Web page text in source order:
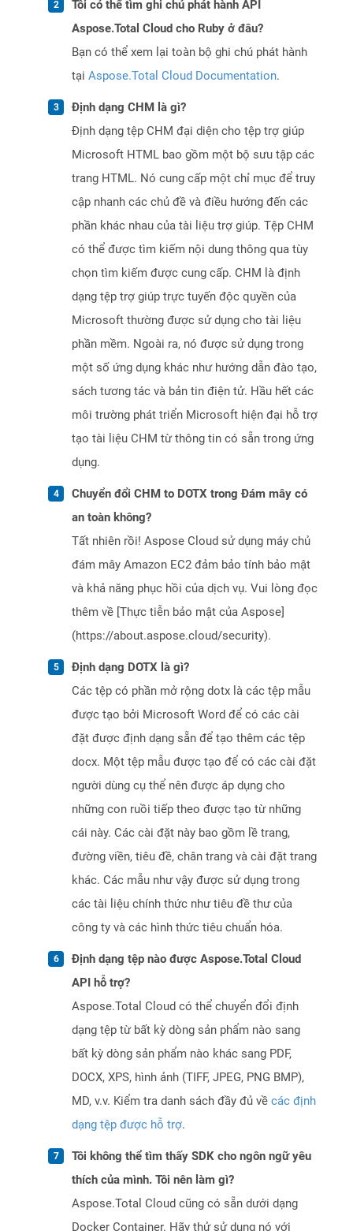
Tôi có thể tìm ghi chú phát hành API
Aspose.Total Cloud cho Ruby ở đâu?
Bạn có thể xem lại toàn bộ ghi chú phát hành
tại Aspose.Total Cloud Documentation.
Định dạng CHM là gì?
Định dạng tệp CHM đại diện cho tệp trợ giúp
Microsoft HTML bao gồm một bộ sưu tập các
trang HTML. Nó cung cấp một chỉ mục để truy
cập nhanh các chủ đề và điều hướng đến các
phần khác nhau của tài liệu trợ giúp. Tệp CHM
có thể được tìm kiếm nội dung thông qua tùy
chọn tìm kiếm được cung cấp. CHM là định
dạng tệp trợ giúp trực tuyến độc quyền của
Microsoft thường được sử dụng cho tài liệu
phần mềm. Ngoài ra, nó được sử dụng trong
một số ứng dụng khác như hướng dẫn đào tạo,
sách tương tác và bản tin điện tử. Hầu hết các
môi trường phát triển Microsoft hiện đại hỗ trợ
tạo tài liệu CHM từ thông tin có sẵn trong ứng
dụng.
Chuyển đổi CHM to DOTX trong Đám mây có
an toàn không?
Tất nhiên rồi! Aspose Cloud sử dụng máy chủ
đám mây Amazon EC2 đảm bảo tính bảo mật
và khả năng phục hồi của dịch vụ. Vui lòng đọc
thêm về [Thực tiễn bảo mật của Aspose]
(https://about.aspose.cloud/security).
Định dạng DOTX là gì?
Các tệp có phần mở rộng dotx là các tệp mẫu
được tạo bởi Microsoft Word để có các cài
đặt được định dạng sẵn để tạo thêm các tệp
docx. Một tệp mẫu được tạo để có các cài đặt
người dùng cụ thể nên được áp dụng cho
những con ruồi tiếp theo được tạo từ những
cái này. Các cài đặt này bao gồm lề trang,
đường viền, tiêu đề, chân trang và cài đặt trang
khác. Các mẫu như vậy được sử dụng trong
các tài liệu chính thức như tiêu đề thư của
công ty và các hình thức tiêu chuẩn hóa.
Định dạng tệp nào được Aspose.Total Cloud
API hỗ trợ?
Aspose.Total Cloud có thể chuyển đổi định
dạng tệp từ bất kỳ dòng sản phẩm nào sang
bất kỳ dòng sản phẩm nào khác sang PDF,
DOCX, XPS, hình ảnh (TIFF, JPEG, PNG BMP),
MD, v.v. Kiểm tra danh sách đầy đủ về các định
dạng tệp được hỗ trợ.
Tôi không thể tìm thấy SDK cho ngôn ngữ yêu
thích của mình. Tôi nên làm gì?
Aspose.Total Cloud cũng có sẵn dưới dạng
Docker Container. Hãy thử sử dụng nó với